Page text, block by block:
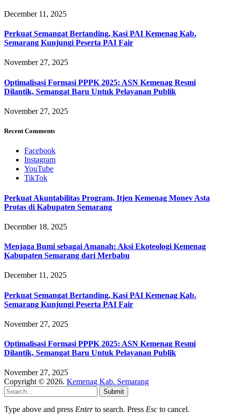
December 11, 2025
Perkuat Semangat Bertanding, Kasi PAI Kemenag Kab.
Semarang Kunjungi Peserta PAI Fair
November 27, 2025
Optimalisasi Formasi PPPK 2025: ASN Kemenag Resmi
Dilantik, Semangat Baru Untuk Pelayanan Publik
November 27, 2025
Recent Comments
Facebook
Instagram
YouTube
TikTok
Perkuat Akuntabilitas Program, Itjen Kemenag Monev Asta
Protas di Kabupaten Semarang
December 18, 2025
Menjaga Bumi sebagai Amanah: Aksi Ekoteologi Kemenag
Kabupaten Semarang dari Merbabu
December 11, 2025
Perkuat Semangat Bertanding, Kasi PAI Kemenag Kab.
Semarang Kunjungi Peserta PAI Fair
November 27, 2025
Optimalisasi Formasi PPPK 2025: ASN Kemenag Resmi
Dilantik, Semangat Baru Untuk Pelayanan Publik
November 27, 2025
Copyright © 2026. Kemenag Kab. Semarang
Submit
Type above and press Enterto search. Press Esc to cancel.